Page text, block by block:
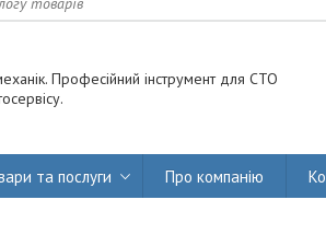
Професійний інструмент для СТО
та послуги Про компанію